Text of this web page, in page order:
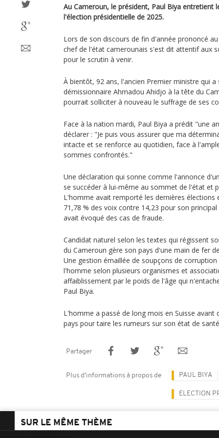
Au Cameroun, le président, Paul Biya entretient
l'élection présidentielle de 2025.
Lors de son discours de fin d'année prononcé
chef de l'état camerounais s'est dit attentif aux
pour le scrutin à venir.
À bientôt, 92 ans, l'ancien Premier ministre qui a
démissionnaire Ahmadou Ahidjo à la tête du
pourrait solliciter à nouveau le suffrage de ses
Face à la nation mardi, Paul Biya a prédit "une
déclarer : "Je puis vous assurer que ma
intacte et se renforce au quotidien, face à
sommes confrontés."
Une déclaration qui sonne comme l'annonce
se succéder à lui-même au sommet de l'état et
L'homme avait remporté les dernières élections
71,78 % des voix contre 14,23 pour son
avait évoqué des cas de fraude.
Candidat naturel selon les textes qui régissent
du Cameroun gère son pays d'une main de fer
Une gestion émaillée de soupçons de
l'homme selon plusieurs organismes et
affaiblissement par le poids de l'âge qui
Paul Biya.
L'homme a passé de long mois en Suisse avant
pays pour taire les rumeurs sur son état de
Partager
Plus d'informations à propos de PAUL BIYA
ELECTION
SUR LE MÊME THÈME